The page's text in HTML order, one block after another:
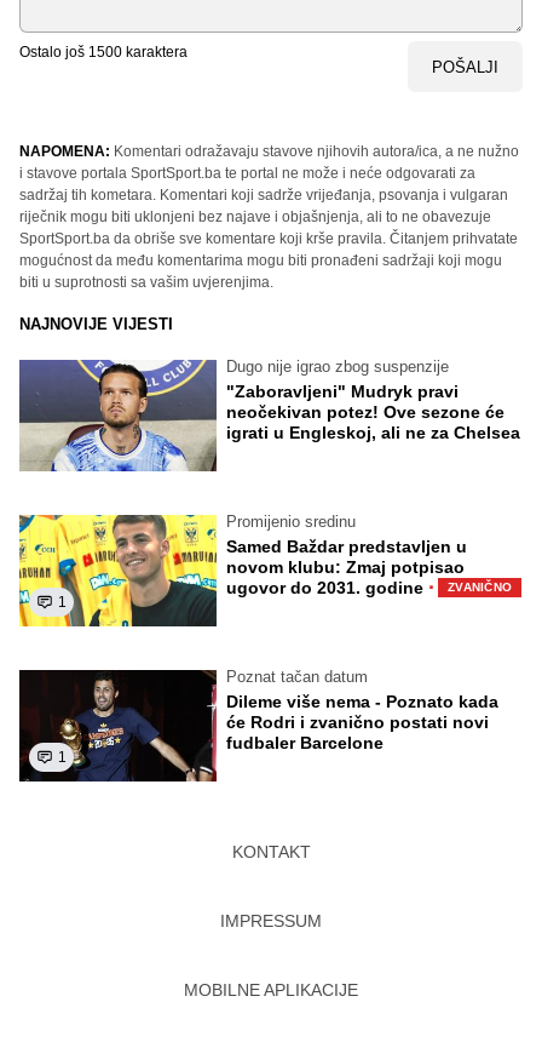
Ostalo još 1500 karaktera
POŠALJI
NAPOMENA: Komentari odražavaju stavove njihovih autora/ica, a ne nužno
i stavove portala SportSport.ba te portal ne može i neće odgovarati za
sadržaj tih kometara. Komentari koji sadrže vrijeđanja, psovanja i vulgaran
riječnik mogu biti uklonjeni bez najave i objašnjenja, ali to ne obavezuje
SportSport.ba da obriše sve komentare koji krše pravila. Čitanjem prihvatate
mogućnost da među komentarima mogu biti pronađeni sadržaji koji mogu
biti u suprotnosti sa vašim uvjerenjima.
NAJNOVIJE VIJESTI
Dugo nije igrao zbog suspenzije
"Zaboravljeni" Mudryk pravi
neočekivan potez! Ove sezone će
igrati u Engleskoj, ali ne za Chelsea
1
Promijenio sredinu
Samed Baždar predstavljen u
novom klubu: Zmaj potpisao
ugovor do 2031. godine · ZVANIČNO
1
Poznat tačan datum
Dileme više nema - Poznato kada
će Rodri i zvanično postati novi
fudbaler Barcelone
KONTAKT
IMPRESSUM
MOBILNE APLIKACIJE